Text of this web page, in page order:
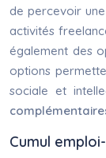
de percevoir
activités
également des
options
sociale et
Cumul